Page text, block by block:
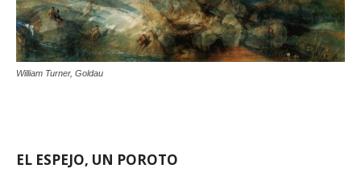
William Turner, Goldau
EL ESPEJO, UN POROTO